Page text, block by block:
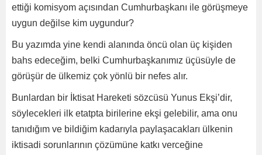
ettiği komisyom açısından Cumhurbaşkanı ile görüşmeye
uygun değilse kim uygundur?
Bu yazımda yine kendi alanında öncü olan üç kişiden
bahs edeceğim, belki Cumhurbaşkanımız üçüsüyle de
görüşür de ülkemiz çok yönlü bir nefes alır.
Bunlardan bir İktisat Hareketi sözcüsü Yunus Ekşi’dir,
söylecekleri ilk etatpta birilerine ekşi gelebilir, ama onu
tanıdığım ve bildiğim kadarıyla paylaşacakları ülkenin
iktisadi sorunlarının çözümüne katkı verceğine